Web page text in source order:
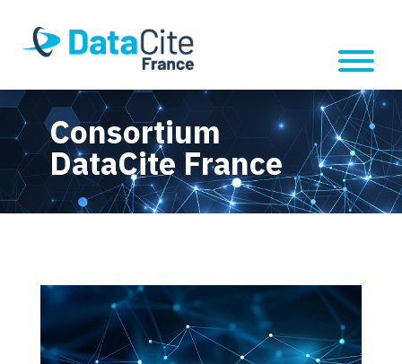
Consortium
DataCite France